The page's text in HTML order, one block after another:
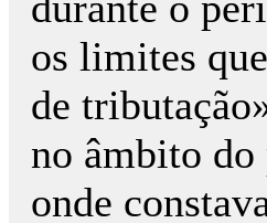
os limites
de
no âmbito do
onde